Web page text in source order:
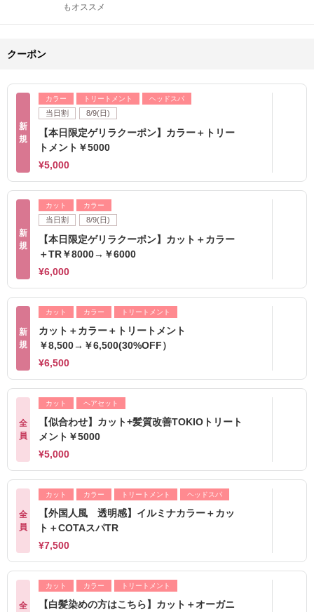
もオススメ
クーポン
新
規
カラー トリートメント ヘッドスパ
当日割 8/9(日)
【本日限定ゲリラクーポン】カラー＋トリー
トメント￥5000
¥5,000
新
規
カット カラー
当日割 8/9(日)
【本日限定ゲリラクーポン】カット＋カラー
＋TR￥8000→￥6000
¥6,000
新
規
カット カラー トリートメント
カット＋カラー＋トリートメント
￥8,500→￥6,500(30%OFF）
¥6,500
全
員
カット ヘアセット
【似合わせ】カット+髪質改善TOKIOトリート
メント￥5000
¥5,000
全
員
カット カラー トリートメント ヘッドスパ
【外国人風 透明感】イルミナカラー＋カッ
ト＋COTAスパTR
¥7,500
全
カット カラー トリートメント
【白髪染めの方はこちら】カット＋オーガニ